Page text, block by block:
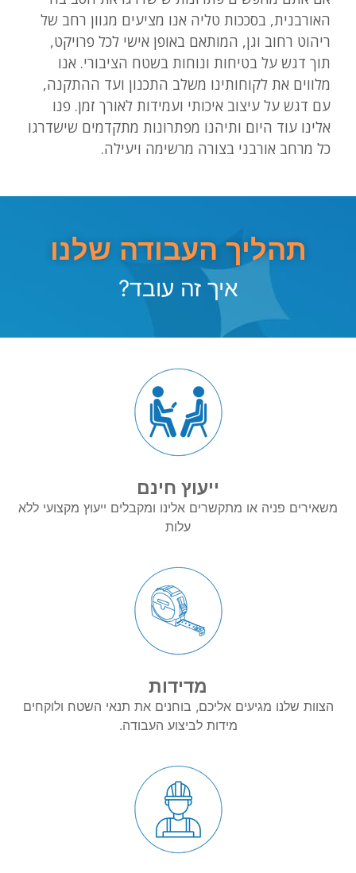
האורבנית, בסככות טליה אנו מציעים מגוון רחב של
ריהוט רחוב וגן, המותאם באופן אישי לכל פרויקט,
תוך דגש על בטיחות ונוחות בשטח הציבורי. אנו
מלווים את לקוחותינו משלב התכנון ועד ההתקנה,
עם דגש על עיצוב איכותי ועמידות לאורך זמן. פנו
אלינו עוד היום ותיהנו מפתרונות מתקדמים שישדרגו
כל מרחב אורבני בצורה מרשימה ויעילה.
תהליך העבודה שלנו
איך זה עובד?
ייעוץ חינם
משאירים פניה או מתקשרים אלינו ומקבלים ייעוץ מקצועי ללא
עלות
מדידות
הצוות שלנו מגיעים אליכם, בוחנים את תנאי השטח ולוקחים
מידות לביצוע העבודה.